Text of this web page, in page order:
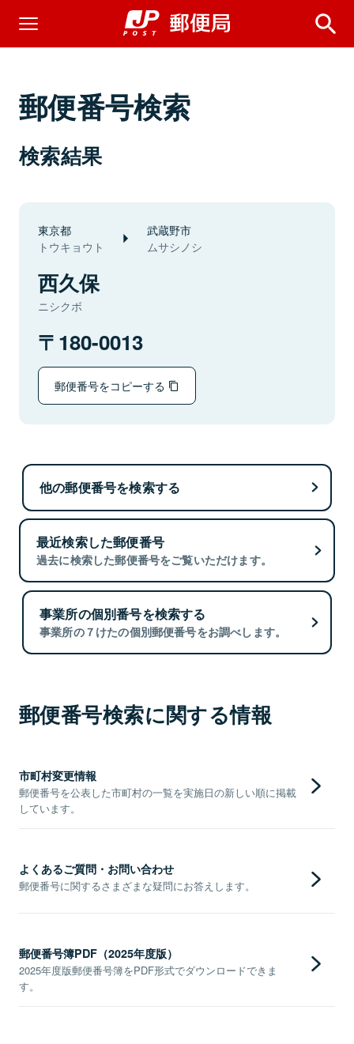
郵便番号検索
検索結果
東京都
トウキョウト
武蔵野市
ムサシノシ
西久保
ニシクボ
180-0013
郵便番号をコピーする
他の郵便番号を検索する
最近検索した郵便番号
過去に検索した郵便番号をご覧いただけます。
事業所の個別番号を検索する
事業所の７けたの個別郵便番号をお調べします。
郵便番号検索に関する情報
市町村変更情報
郵便番号を公表した市町村の一覧を実施日の新しい順に掲載
しています。
よくあるご質問・お問い合わせ
郵便番号に関するさまざまな疑問にお答えします。
郵便番号簿PDF（2025年度版）
2025年度版郵便番号簿をPDF形式でダウンロードできま
す。